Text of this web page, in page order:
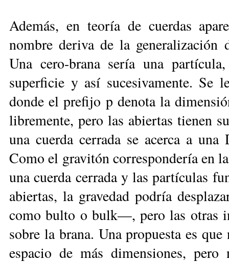
Además, en teoría de cuerdas
nombre deriva de la generalización
Una cero-brana sería una
superficie y así sucesivamente. Se
donde el prefijo p denota la
libremente, pero las abiertas tienen
una cuerda cerrada se acerca a
Como el gravitón correspondería en
una cuerda cerrada y las partículas
abiertas, la gravedad podría
como bulto o bulk—, pero las otras
sobre la brana. Una propuesta es
espacio de más dimensiones,